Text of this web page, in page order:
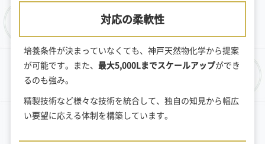
対応の柔軟性
培養条件が決まっていなくても、神戸天然物化学から提案
が可能です。また、 最大5,000Lまでスケールアップができ
るのも強み。
精製技術など様々な技術を統合して、独自の知見から幅広
い要望に応える体制を構築しています。